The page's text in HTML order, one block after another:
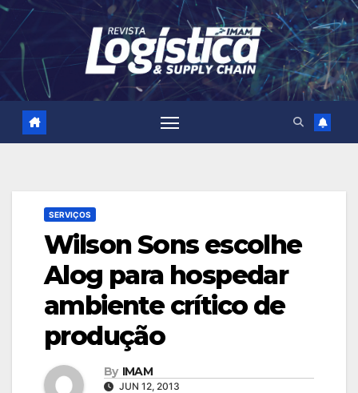
Skip
content
SERVIÇOS
Wilson Sons escolhe
Alog para hospedar
ambiente crítico de
produção
By IMAM
JUN 12, 2013